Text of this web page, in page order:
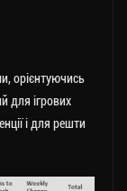
орієнтуючись
для ігрових
і для решти